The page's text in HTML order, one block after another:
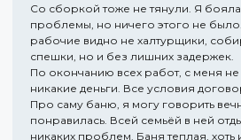
Со сборкой тоже не тянули. Я
проблемы, но ничего этого не
рабочие видно не халтурщики,
спешки, но и без лишних задержек.
По окончанию всех работ, с меня
никакие деньги. Все условия
Про саму баню, я могу говорить
понравилась. Всей семьёй в ней
никаких проблем. Баня теплая,